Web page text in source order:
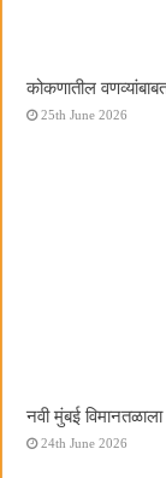
कोकणातील
25th June 2026
नवी मुंबई
24th June 2026